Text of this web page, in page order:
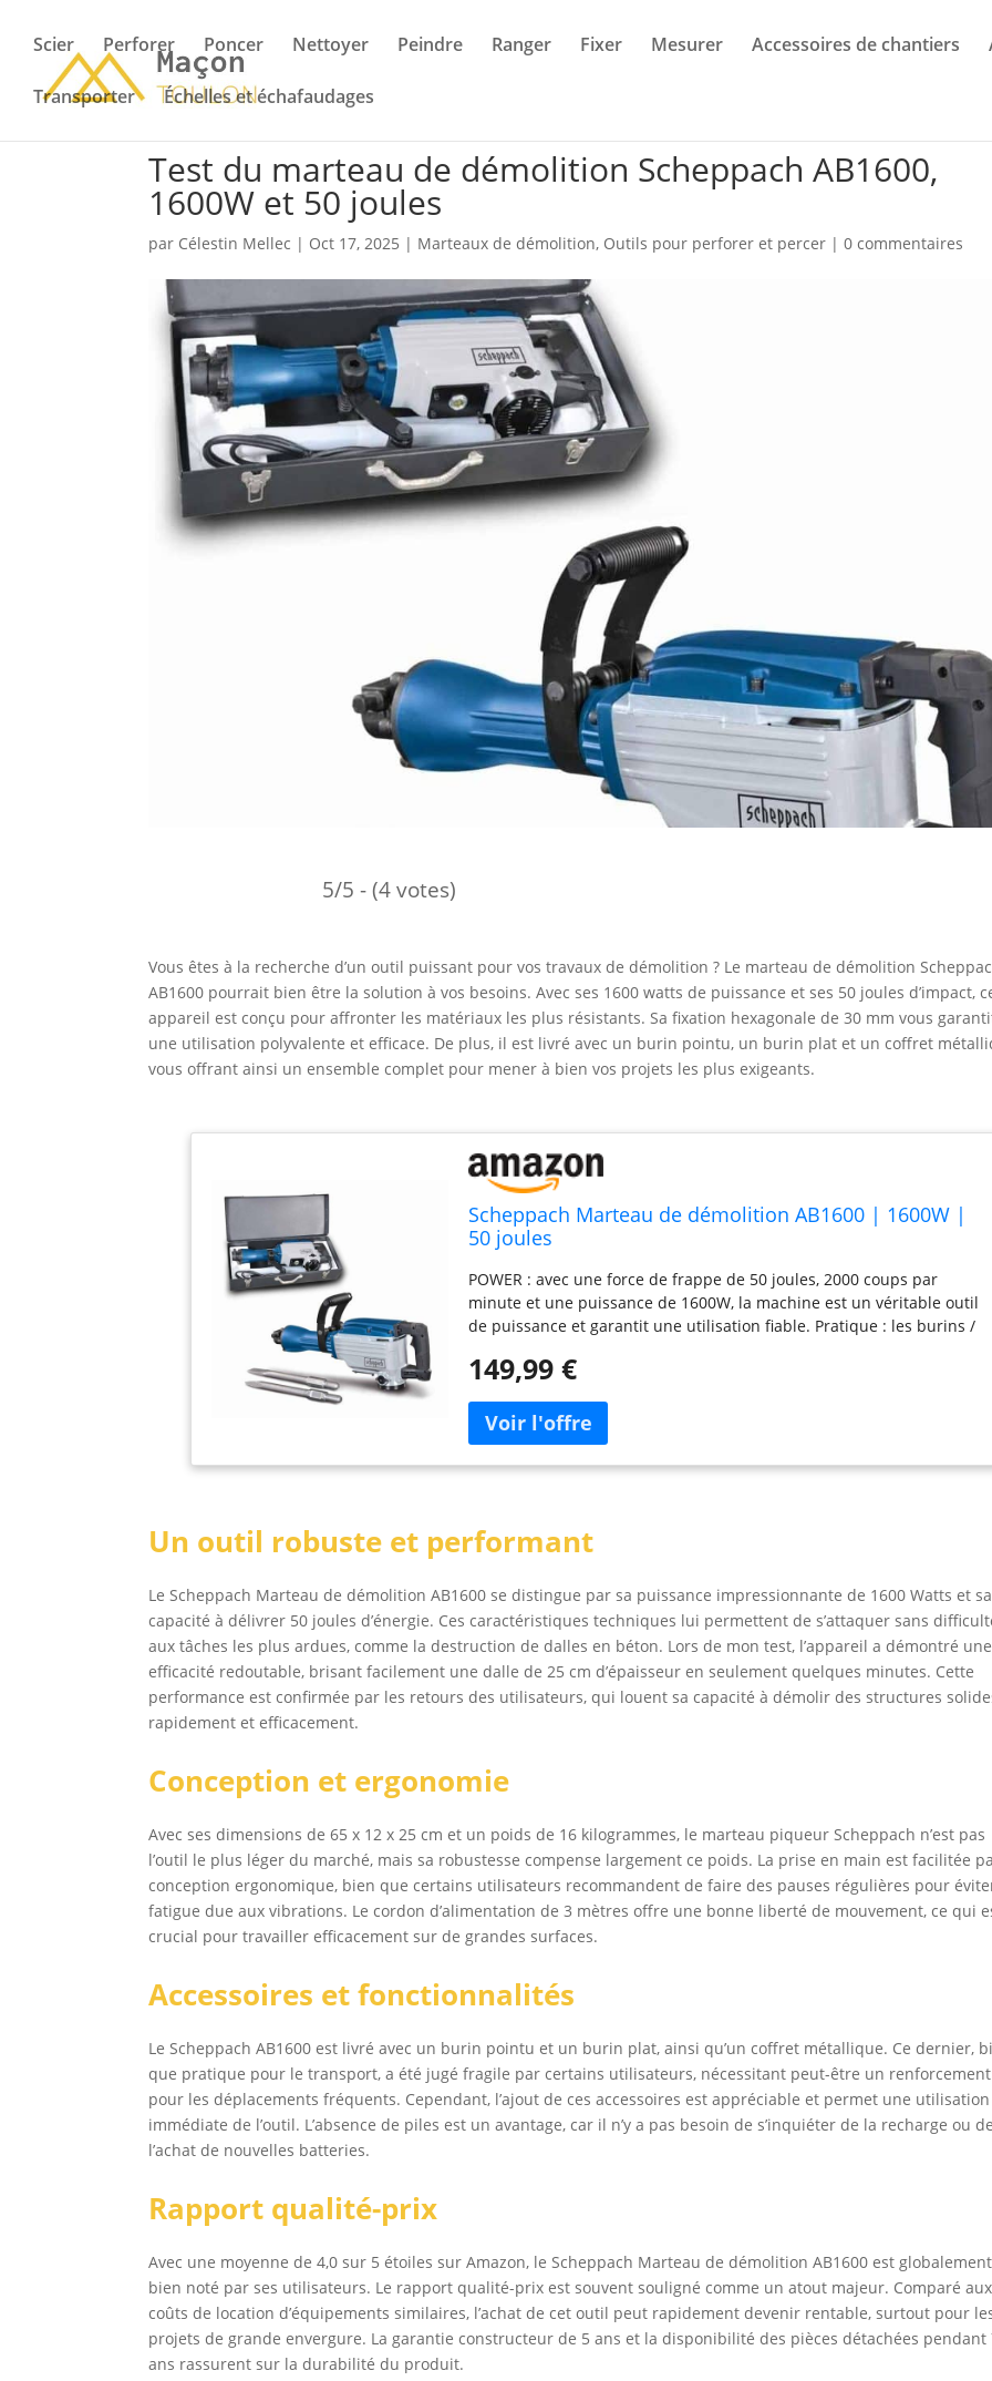
Scier Perforer Poncer Nettoyer Peindre Ranger Fixer Mesurer Accessoires de chantiers
Transporter Échelles et échafaudages
Test du marteau de démolition Scheppach AB1600,
1600W et 50 joules
par Célestin Mellec | Oct 17, 2025 | Marteaux de démolition, Outils pour perforer et percer |0 commentaires
5/5 - (4 votes)
Vous êtes à la recherche d’un outil puissant pour vos travaux de démolition ? Le marteau de démolition
AB1600 pourrait bien être la solution à vos besoins. Avec ses 1600 watts de puissance et ses 50 joules d’impact,
appareil est conçu pour affronter les matériaux les plus résistants. Sa fixation hexagonale de 30 mm vous
une utilisation polyvalente et efficace. De plus, il est livré avec un burin pointu, un burin plat et un coffret
vous offrant ainsi un ensemble complet pour mener à bien vos projets les plus exigeants.
Scheppach Marteau de démolition AB1600 | 1600W |
50 joules
POWER : avec une force de frappe de 50 joules, 2000 coups par
minute et une puissance de 1600W, la machine est un véritable outil
de puissance et garantit une utilisation fiable. Pratique : les burins /
laisse plus de temps pour vos travaux de démolition. Confort : grâce
pouvez travailler sans vous fatiguer, même sur une longue période.
Compact : la construction fine permet de travailler même dans des
zones difficiles d'accès. Fréquence : 50 Hz Livraison : le marteau est
149,99 €
Un outil robuste et performant
Le Scheppach Marteau de démolition AB1600 se distingue par sa puissance impressionnante de 1600 Watts et sa
capacité à délivrer 50 joules d’énergie. Ces caractéristiques techniques lui permettent de s’attaquer sans
aux tâches les plus ardues, comme la destruction de dalles en béton. Lors de mon test, l’appareil a démontré une
efficacité redoutable, brisant facilement une dalle de 25 cm d’épaisseur en seulement quelques minutes. Cette
performance est confirmée par les retours des utilisateurs, qui louent sa capacité à démolir des structures
rapidement et efficacement.
Conception et ergonomie
Avec ses dimensions de 65 x 12 x 25 cm et un poids de 16 kilogrammes, le marteau piqueur Scheppach n’est pas
l’outil le plus léger du marché, mais sa robustesse compense largement ce poids. La prise en main est facilitée
conception ergonomique, bien que certains utilisateurs recommandent de faire des pauses régulières pour
fatigue due aux vibrations. Le cordon d’alimentation de 3 mètres offre une bonne liberté de mouvement, ce qui
crucial pour travailler efficacement sur de grandes surfaces.
Accessoires et fonctionnalités
Le Scheppach AB1600 est livré avec un burin pointu et un burin plat, ainsi qu’un coffret métallique. Ce dernier,
que pratique pour le transport, a été jugé fragile par certains utilisateurs, nécessitant peut-être un renforcement
pour les déplacements fréquents. Cependant, l’ajout de ces accessoires est appréciable et permet une utilisation
immédiate de l’outil. L’absence de piles est un avantage, car il n’y a pas besoin de s’inquiéter de la recharge ou de
l’achat de nouvelles batteries.
Rapport qualité-prix
Avec une moyenne de 4,0 sur 5 étoiles sur Amazon, le Scheppach Marteau de démolition AB1600 est globalement
bien noté par ses utilisateurs. Le rapport qualité-prix est souvent souligné comme un atout majeur. Comparé aux
coûts de location d’équipements similaires, l’achat de cet outil peut rapidement devenir rentable, surtout pour
projets de grande envergure. La garantie constructeur de 5 ans et la disponibilité des pièces détachées pendant
ans rassurent sur la durabilité du produit.